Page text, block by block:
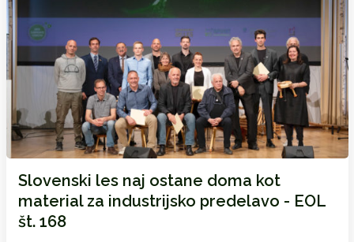
Slovenski les naj ostane doma kot
material za industrijsko predelavo - EOL
št. 168